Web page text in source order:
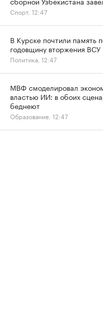
Спорт, 12:47
В Курске почтили память
годовщину вторжения ВСУ
Политика, 12:47
МВФ смоделировал
властью ИИ: в обоих
беднеют
Образование, 12:47